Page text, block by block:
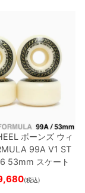
ボーンズ ウィ
99A V1 ST
53mm スケート
ボー
(税込)